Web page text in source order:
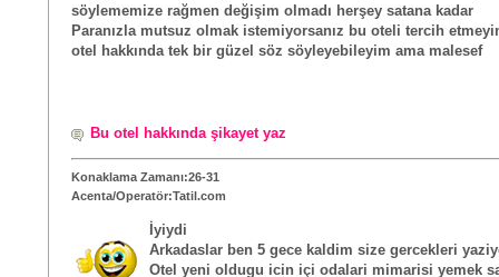
söylememize rağmen değişim olmadı herşey satana kadar
Paranızla mutsuz olmak istemiyorsanız bu oteli tercih
otel hakkında tek bir güzel söz söyleyebileyim ama malesef
Bu otel hakkında şikayet yaz
Konaklama Zamanı:26-31
Acenta/Operatör:Tatil.com
İyiydi
Arkadaslar ben 5 gece kaldim size gercekleri
Otel yeni oldugu icin içi odalari mimarisi yemek